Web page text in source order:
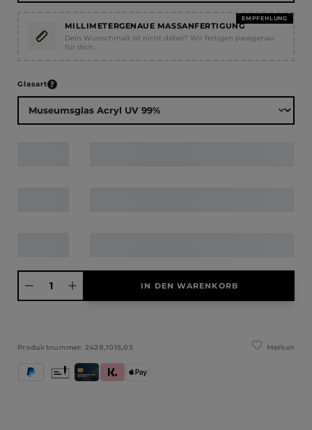
EMPFEHLUNG
MILLIMETERGENAUE MASSANFERTIGUNG
Dein Wunschmaß ist nicht dabei? Wir fertigen passgenau
für dich.
Glasartauswählen
IN DEN WARENKORB
Merken
Produktnummer: 2428,1015,03
PayPal Kredit- und Debitkarte
Klarna (Rechnung / Ratenkauf / Sofort)
Apple Pay
Vorkasse